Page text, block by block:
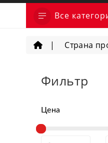
Все
Страна
Фильтр
Цена